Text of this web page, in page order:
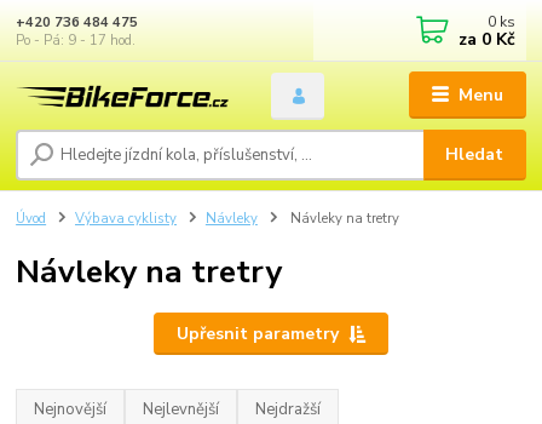
Menu
Hledat
+420 736 484 475
Po - Pá: 9 - 17 hod.
0 ks
za 0 Kč
Úvod Výbava cyklisty Návleky Návleky na tretry
Návleky na tretry
Upřesnit parametry
Nejnovější Nejlevnější Nejdražší